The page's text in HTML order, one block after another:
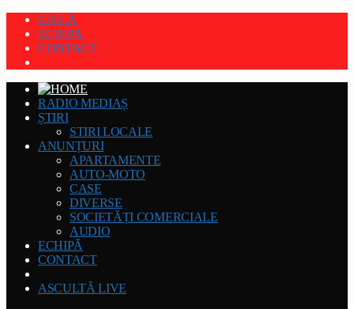
GRILĂ
ECHIPĂ
CONTACT
RADIO MEDIAȘ
ȘTIRI
STIRI LOCALE
ANUNȚURI
APARTAMENTE
AUTO-MOTO
CASE
DIVERSE
SOCIETĂȚI COMERCIALE
AUDIO
ECHIPĂ
CONTACT
ASCULTĂ LIVE